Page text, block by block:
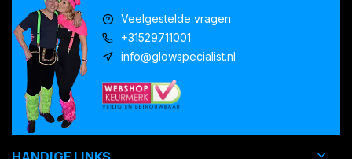
Veelgestelde vragen
+31529711001
info@glowspecialist.nl